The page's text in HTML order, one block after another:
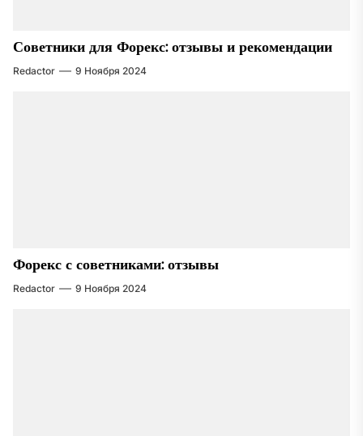
Советники для Форекс: отзывы и рекомендации
Redactor 9 Ноября 2024
Форекс с советниками: отзывы
Redactor 9 Ноября 2024